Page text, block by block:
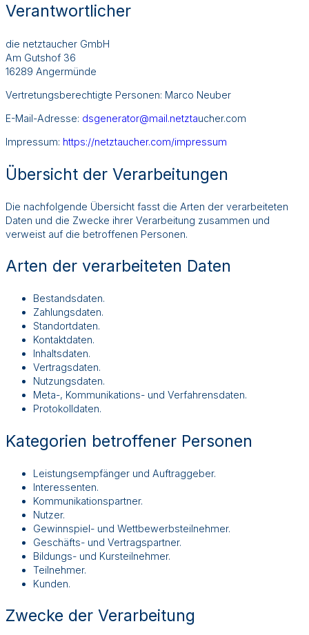
Verantwortlicher
die netztaucher GmbH
Am Gutshof 36
16289 Angermünde
Vertretungsberechtigte Personen: Marco Neuber
E-Mail-Adresse: dsgenerator@mail.netztaucher.com
Impressum: https://netztaucher.com/impressum
Übersicht der Verarbeitungen
Die nachfolgende Übersicht fasst die Arten der verarbeiteten
Daten und die Zwecke ihrer Verarbeitung zusammen und
verweist auf die betroffenen Personen.
Arten der verarbeiteten Daten
Bestandsdaten.
Zahlungsdaten.
Standortdaten.
Kontaktdaten.
Inhaltsdaten.
Vertragsdaten.
Nutzungsdaten.
Meta-, Kommunikations- und Verfahrensdaten.
Protokolldaten.
Kategorien betroffener Personen
Leistungsempfänger und Auftraggeber.
Interessenten.
Kommunikationspartner.
Nutzer.
Gewinnspiel- und Wettbewerbsteilnehmer.
Geschäfts- und Vertragspartner.
Bildungs- und Kursteilnehmer.
Teilnehmer.
Kunden.
Zwecke der Verarbeitung